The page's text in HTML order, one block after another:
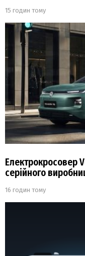
15 годин тому
Електрокросовер
серійного
16 годин тому